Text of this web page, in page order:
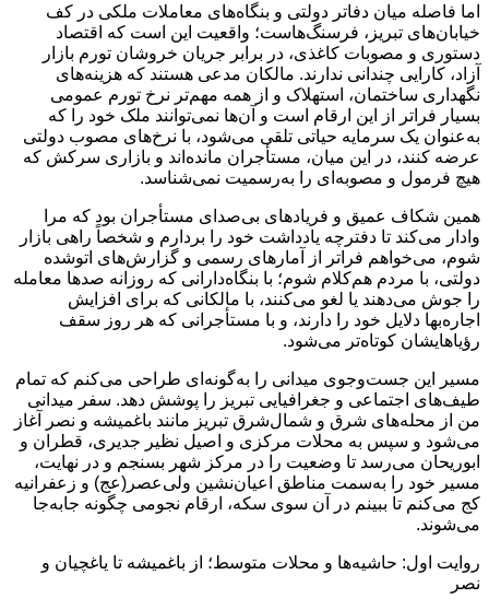
اما فاصله میان دفاتر دولتی و بنگاه‌های معاملات ملکی در کف
خیابان‌های تبریز، فرسنگ‌هاست؛ واقعیت این است که اقتصاد
دستوری و مصوبات کاغذی، در برابر جریان خروشان تورم بازار
آزاد، کارایی چندانی ندارند. مالکان مدعی هستند که هزینه‌های
نگهداری ساختمان، استهلاک و از همه مهم‌تر نرخ تورم عمومی
بسیار فراتر از این ارقام است و آن‌ها نمی‌توانند ملک خود را که
به‌عنوان یک سرمایه حیاتی تلقی می‌شود، با نرخ‌های مصوب دولتی
عرضه کنند، در این میان، مستأجران مانده‌اند و بازاری سرکش که
هیچ فرمول و مصوبه‌ای را به‌رسمیت نمی‌شناسد.
همین شکاف عمیق و فریادهای بی‌صدای مستأجران بود که مرا
وادار می‌کند تا دفترچه یادداشت خود را بردارم و شخصاً راهی بازار
شوم، می‌خواهم فراتر از آمارهای رسمی و گزارش‌های اتوشده
دولتی، با مردم هم‌کلام شوم؛ با بنگاه‌دارانی که روزانه صدها معامله
را جوش می‌دهند یا لغو می‌کنند، با مالکانی که برای افزایش
اجاره‌بها دلایل خود را دارند، و با مستأجرانی که هر روز سقف
رؤیاهایشان کوتاه‌تر می‌شود.
مسیر این جست‌وجوی میدانی را به‌گونه‌ای طراحی می‌کنم که تمام
طیف‌های اجتماعی و جغرافیایی تبریز را پوشش دهد. سفر میدانی
من از محله‌های شرق و شمال‌شرق تبریز مانند باغمیشه و نصر آغاز
می‌شود و سپس به محلات مرکزی و اصیل نظیر جدیری، قطران و
ابوریحان می‌رسد تا وضعیت را در مرکز شهر بسنجم و در نهایت،
مسیر خود را به‌سمت مناطق اعیان‌نشین ولی‌عصر(عج) و زعفرانیه
کج می‌کنم تا ببینم در آن سوی سکه، ارقام نجومی چگونه جابه‌جا
می‌شوند.
روایت اول: حاشیه‌ها و محلات متوسط؛ از باغمیشه تا یاغچیان و
نصر